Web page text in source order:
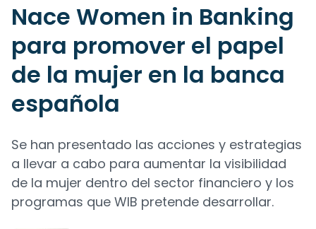
Nace Women in Banking
para promover el papel
de la mujer en la banca
española
Se han presentado las acciones y estrategias
a llevar a cabo para aumentar la visibilidad
de la mujer dentro del sector financiero y los
programas que WIB pretende desarrollar.